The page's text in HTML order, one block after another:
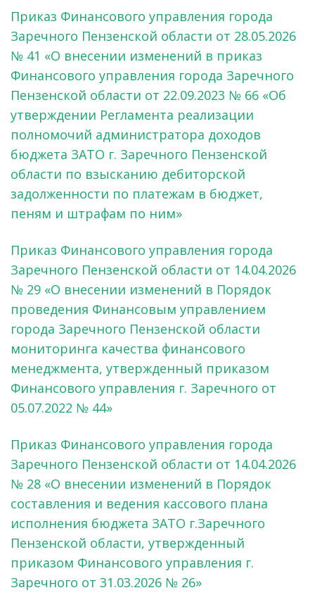
Приказ Финансового управления города
Заречного Пензенской области от 28.05.2026
№ 41 «О внесении изменений в приказ
Финансового управления города Заречного
Пензенской области от 22.09.2023 № 66 «Об
утверждении Регламента реализации
полномочий администратора доходов
бюджета ЗАТО г. Заречного Пензенской
области по взысканию дебиторской
задолженности по платежам в бюджет,
пеням и штрафам по ним»
Приказ Финансового управления города
Заречного Пензенской области от 14.04.2026
№ 29 «О внесении изменений в Порядок
проведения Финансовым управлением
города Заречного Пензенской области
мониторинга качества финансового
менеджмента, утвержденный приказом
Финансового управления г. Заречного от
05.07.2022 № 44»
Приказ Финансового управления города
Заречного Пензенской области от 14.04.2026
№ 28 «О внесении изменений в Порядок
составления и ведения кассового плана
исполнения бюджета ЗАТО г.Заречного
Пензенской области, утвержденный
приказом Финансового управления г.
Заречного от 31.03.2026 № 26»